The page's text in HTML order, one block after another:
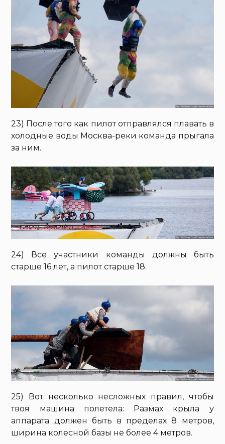
23) После того как пилот отправлялся плавать в
холодные воды Москва-реки команда прыгала
за ним.
24) Все участники команды должны быть
старше 16 лет, а пилот старше 18.
25) Вот несколько несложных правил, чтобы
твоя машина полетела: Размах крыла у
аппарата должен быть в пределах 8 метров,
ширина колесной базы не более 4 метров.